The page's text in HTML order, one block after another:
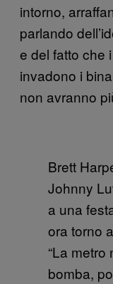
intorno,
parlando
e del fatto che
invadono i
non avranno
Brett
Johnny
a una
ora torno
“La
bomba,